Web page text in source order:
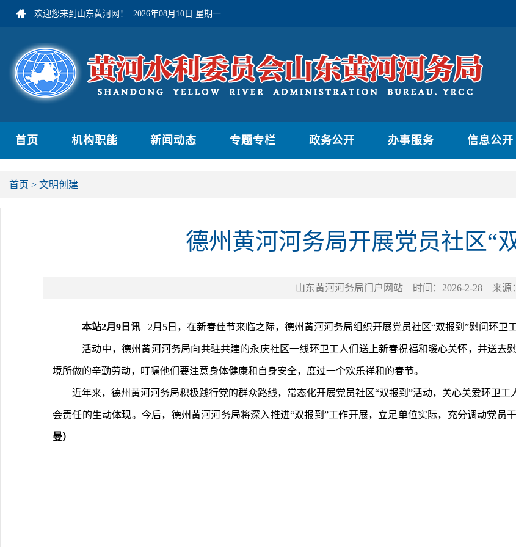
欢迎您来到山东黄河网！ 2026年08月10日 星期一
首页 机构职能 新闻动态 专题专栏 政务公开 办事服务 信息公开
首页 > 文明创建
德州黄河河务局开展党员社区“
山东黄河河务局门户网站 时间： 2026-2-28 来源：
本站2月9日讯 2月5日，在新春佳节来临之际，德州黄河河务局组织开展党员社区“双报到”慰问环卫
	活动中，德州黄河河务局向共驻共建的永庆社区一线环卫工人们送上新春祝福和暖心关怀，并送去慰问品，感谢环卫工人一年四季坚守岗位，为营造干净整洁的社区环
境所做的辛勤劳动，叮嘱他们要注意身体健康和自身安全，度过一个欢乐祥和的春节。
近年来，德州黄河河务局积极践行党的群众路线，常态化开展党员社区“双报到”活动，关心关爱环卫
会责任的生动体现。今后，德州黄河河务局将深入推进“双报到”工作开展，立足单位实际，充分调动党员
曼）